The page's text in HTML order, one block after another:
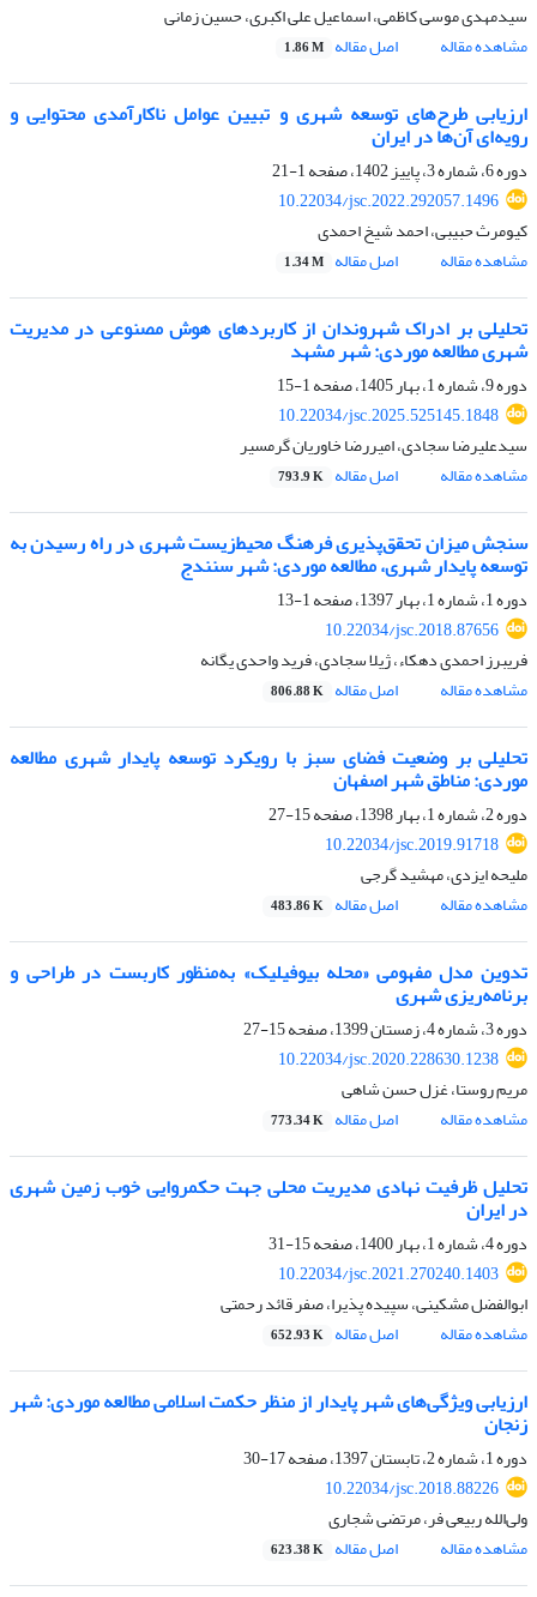
سیدمهدی موسی کاظمی، اسماعیل علی اکبری، حسین زمانی
مشاهده مقاله
اصل مقاله 1.86 M
ارزیابی طرح‌های توسعه شهری و تبیین عوامل ناکارآمدی محتوایی و
رویه‌ای آن‌ها در ایران
دوره 6، شماره 3، پاییز 1402، صفحه
1-21
10.22034/jsc.2022.292057.1496
کیومرث حبیبی، احمد شیخ احمدی
مشاهده مقاله
اصل مقاله 1.34 M
تحلیلی بر ادراک شهروندان از کاربردهای هوش مصنوعی در مدیریت
شهری مطالعه موردی: شهر مشهد
دوره 9، شماره 1، بهار 1405، صفحه
1-15
10.22034/jsc.2025.525145.1848
سیدعلیرضا سجادی، امیررضا خاوریان گرمسیر
مشاهده مقاله
اصل مقاله 793.9 K
سنجش میزان تحقق‌پذیری فرهنگ محیط‌زیست شهری در راه رسیدن به
توسعه پایدار شهری، مطالعه موردی: شهر سنندج
دوره 1، شماره 1، بهار 1397، صفحه
1-13
10.22034/jsc.2018.87656
فریبرز احمدی دهکاء، ژیلا سجادی، فرید واحدی یگانه
مشاهده مقاله
اصل مقاله 806.88 K
تحلیلی بر وضعیت فضای سبز با رویکرد توسعه پایدار شهری مطالعه
موردی: مناطق شهر اصفهان
دوره 2، شماره 1، بهار 1398، صفحه
15-27
10.22034/jsc.2019.91718
ملیحه ایزدی، مهشید گرجی
مشاهده مقاله
اصل مقاله 483.86 K
تدوین مدل مفهومی «محله بیوفیلیک» به‌منظور کاربست در طراحی و
برنامه‌ریزی شهری
دوره 3، شماره 4، زمستان 1399، صفحه
15-27
10.22034/jsc.2020.228630.1238
مریم روستا، غزل حسن شاهی
مشاهده مقاله
اصل مقاله 773.34 K
تحلیل ظرفیت نهادی مدیریت محلی جهت حکمروایی خوب زمین شهری
در ایران
دوره 4، شماره 1، بهار 1400، صفحه
15-31
10.22034/jsc.2021.270240.1403
ابوالفضل مشکینی، سپیده پذیرا، صفر قائد رحمتی
مشاهده مقاله
اصل مقاله 652.93 K
ارزیابی ویژگی‌های شهر پایدار از منظر حکمت اسلامی مطالعه موردی: شهر
زنجان
دوره 1، شماره 2، تابستان 1397، صفحه
17-30
10.22034/jsc.2018.88226
ولی‌الله ربیعی فر، مرتضی شجاری
مشاهده مقاله
اصل مقاله 623.38 K